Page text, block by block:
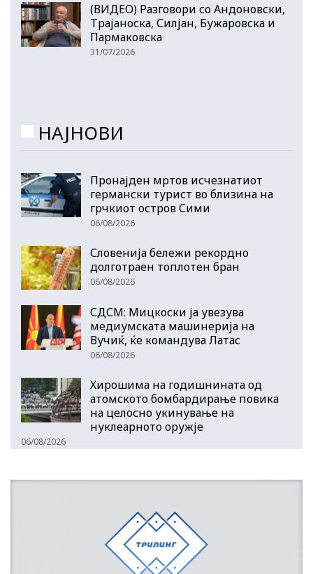
(ВИДЕО) Разговори со Андоновски,
Трајаноска, Силјан, Бужаровска и
Пармаковска
31/07/2026
НАЈНОВИ
Пронајден мртов исчезнатиот
германски турист во близина на
грчкиот остров Сими
06/08/2026
Словенија бележи рекордно
долготраен топлотен бран
06/08/2026
СДСМ: Мицкоски ја увезува
медиумската машинерија на
Вучиќ, ќе командува Латас
06/08/2026
Хирошима на годишнината од
атомското бомбардирање повика
на целосно укинување на
нуклеарното оружје
06/08/2026